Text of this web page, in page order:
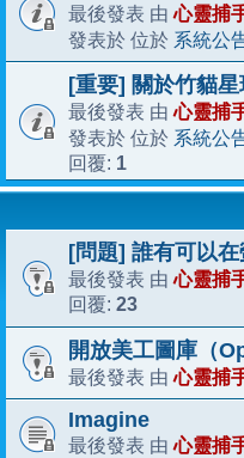
最後發表 由心靈捕
發表於 位於 系統公
[重要] 關於竹貓
最後發表 由心靈捕
發表於 位於 系統公
回覆: 1
[問題] 誰有可以
最後發表 由心靈捕
回覆: 23
開放美工圖庫（
最後發表 由心靈捕
Imagine
最後發表 由心靈捕